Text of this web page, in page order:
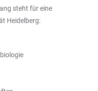
steht für eine
Heidelberg: